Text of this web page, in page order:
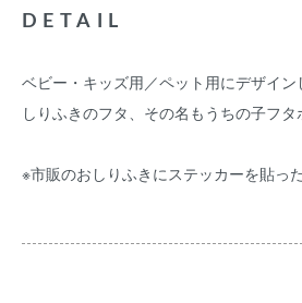
DETAIL
ベビー・キッズ用／ペット用にデザイ
しりふきのフタ、その名もうちの子フタ
※市販のおしりふきにステッカーを貼っ